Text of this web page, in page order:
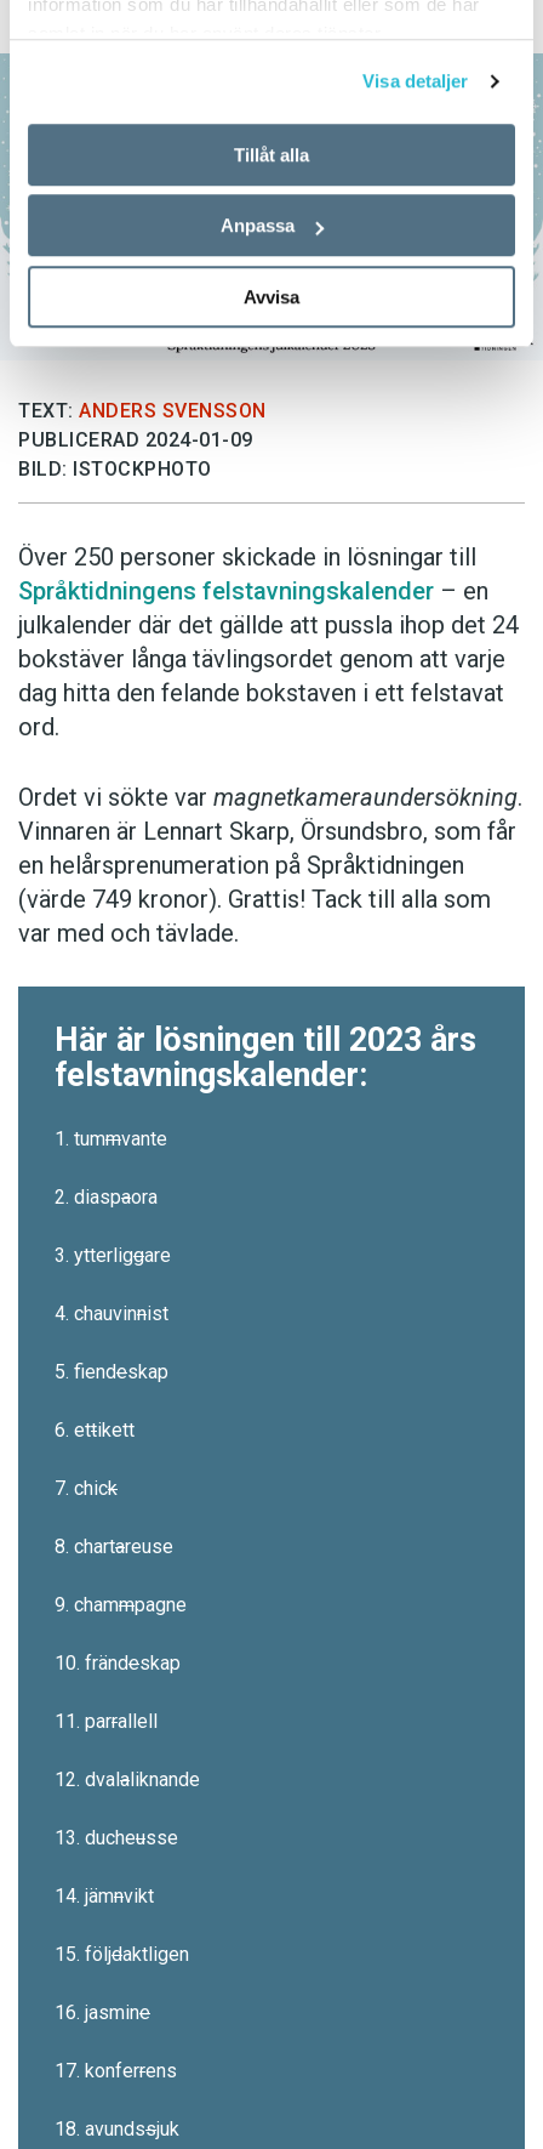
information som du har tillhandahållit eller som de har
Visa detaljer
Tillåt alla
Anpassa
Avvisa
TEXT: ANDERS SVENSSON
PUBLICERAD 2024-01-09
BILD: ISTOCKPHOTO
Över 250 personer skickade in lösningar till
Språktidningens felstavningskalender – en
julkalender där det gällde att pussla ihop det 24
bokstäver långa tävlingsordet genom att varje
dag hitta den felande bokstaven i ett felstavat
ord.
Ordet vi sökte var magnetkameraundersökning.
Vinnaren är Lennart Skarp, Örsundsbro, som får
en helårsprenumeration på Språktidningen
(värde 749 kronor). Grattis! Tack till alla som
var med och tävlade.
Här är lösningen till 2023 års
felstavningskalender:
1. tummvante
2. diaspaora
3. ytterliggare
4. chauvinnist
5. fiendeskap
6. ettikett
7. chick
8. chartareuse
9. chammpagne
10. frändeskap
11. parrallell
12. dvalaliknande
13. ducheusse
14. jämnvikt
15. följdaktligen
16. jasmine
17. konferrens
18. avundssjuk